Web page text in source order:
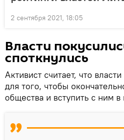
2 сентября 2021, 18:05
Власти
споткнулись
Активист считает, что
для того, чтобы
общества и вступить с ним